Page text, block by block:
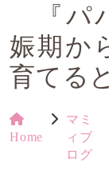
『パ
娠期か
育てる
Home
マミ
ィブ
ログ